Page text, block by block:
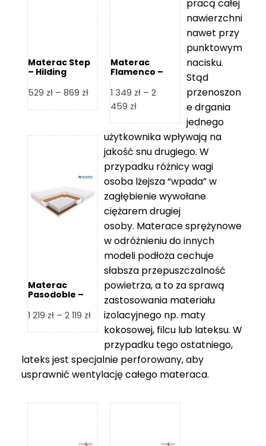
Materac Step
– Hilding
529 zł – 869 złZakres
cen:
529 zł
do
869 zł
Materac
Flamenco –
1 349 zł – 2
459 złZakres
od
1
349 zł
2
459 zł
Materac
Pasodoble –
1 219 zł – 2 119 złZakres
cen:
1
219 zł
do
119 zł
pracą całej
nawierzchni
nawet przy
punktowym
nacisku.
Stąd
przenoszon
e drgania
jednego
użytkownika wpływają na
jakość snu drugiego. W
przypadku różnicy wagi
osoba lżejsza “wpada” w
zagłębienie wywołane
ciężarem drugiej
osoby. Materace sprężynowe
w odróżnieniu do innych
modeli podłoża cechuje
słabsza przepuszczalność
powietrza, a to za sprawą
zastosowania materiału
izolacyjnego np. maty
kokosowej, filcu lub lateksu. W
przypadku tego ostatniego,
lateks jest specjalnie perforowany, aby
usprawnić wentylację całego materaca.